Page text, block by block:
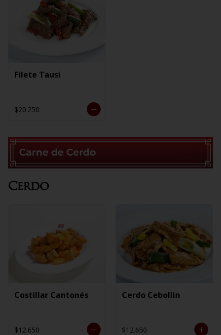
Filete Tausi
$20.250
Cerdo
Costillar Cantonés
$12.650
Cerdo Cebollin
$12.650